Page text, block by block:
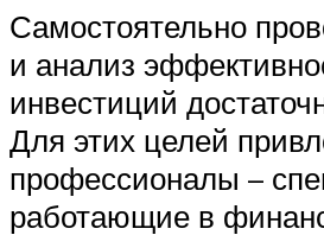
Самостоятельно
и анализ
инвестиций
Для этих целей
профессионалы –
работающие в